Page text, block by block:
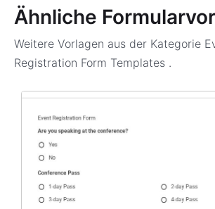
Ähnliche
Weitere Vorlagen aus der Kategorie
Registration Form Templates .